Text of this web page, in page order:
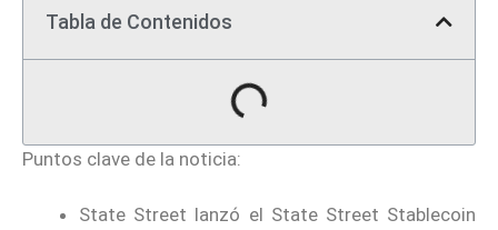
Tabla de Contenidos
Puntos clave de la noticia:
State Street lanzó el State Street Stablecoin